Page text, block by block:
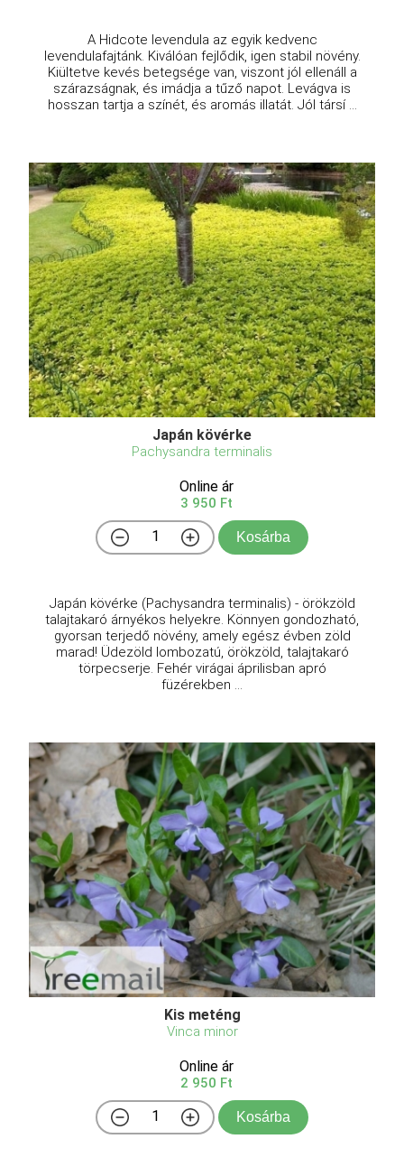
A Hidcote levendula az egyik kedvenc
levendulafajtánk. Kiválóan fejlődik, igen stabil növény.
Kiültetve kevés betegsége van, viszont jól ellenáll a
szárazságnak, és imádja a tűző napot. Levágva is
hosszan tartja a színét, és aromás illatát. Jól társí ...
Japán kövérke
Pachysandra terminalis
Online ár
3 950 Ft
Kosárba
Japán kövérke (Pachysandra terminalis) - örökzöld
talajtakaró árnyékos helyekre. Könnyen gondozható,
gyorsan terjedő növény, amely egész évben zöld
marad! Üdezöld lombozatú, örökzöld, talajtakaró
törpecserje. Fehér virágai áprilisban apró
füzérekben ...
Kis meténg
Vinca minor
Online ár
2 950 Ft
Kosárba